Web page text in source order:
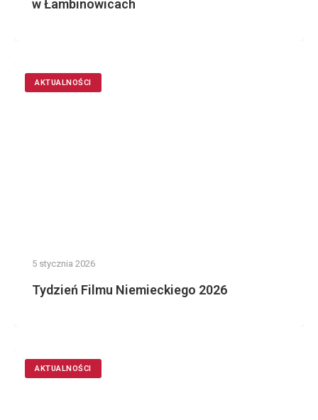
w Łambinowicach
AKTUALNOŚCI
5 stycznia 2026
Tydzień Filmu Niemieckiego 2026
AKTUALNOŚCI